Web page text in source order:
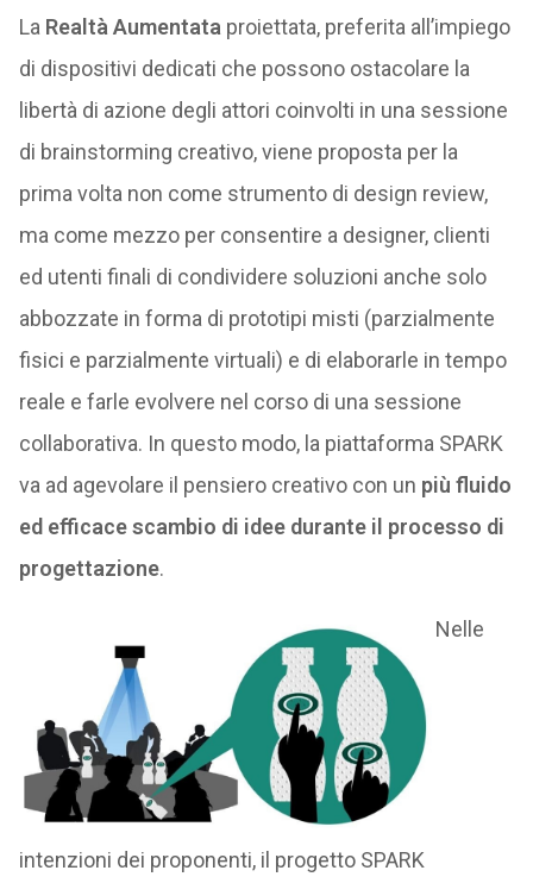
La Realtà Aumentata proiettata, preferita all’impiego
di dispositivi dedicati che possono ostacolare la
libertà di azione degli attori coinvolti in una sessione
di brainstorming creativo, viene proposta per la
prima volta non come strumento di design review,
ma come mezzo per consentire a designer, clienti
ed utenti finali di condividere soluzioni anche solo
abbozzate in forma di prototipi misti (parzialmente
fisici e parzialmente virtuali) e di elaborarle in tempo
reale e farle evolvere nel corso di una sessione
collaborativa. In questo modo, la piattaforma SPARK
va ad agevolare il pensiero creativo con un più fluido
ed efficace scambio di idee durante il processo di
progettazione.
Nelle
intenzioni dei proponenti, il progetto SPARK